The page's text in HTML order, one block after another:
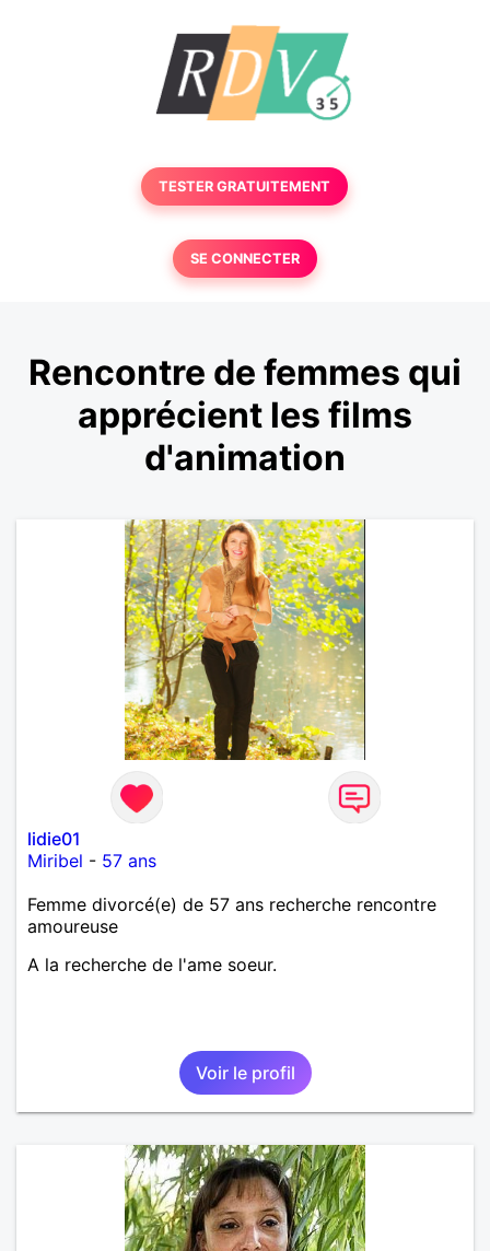
TESTER GRATUITEMENT
SE CONNECTER
Rencontre de femmes qui
apprécient les films
d'animation
lidie01
Miribel - 57 ans
Femme divorcé(e) de 57 ans recherche rencontre
amoureuse
A la recherche de l'ame soeur.
Voir le profil